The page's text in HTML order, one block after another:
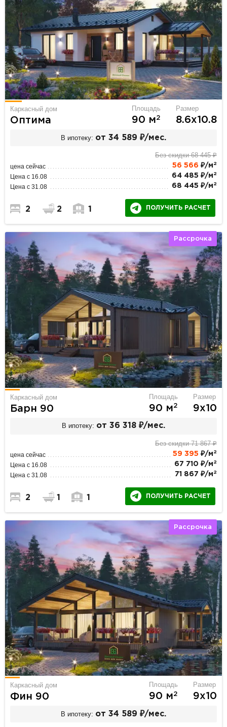
Каркасный дом
Оптима
Площадь
90 м2
Размер
8.6х10.8
В ипотеку: от 34 589 ₽/мес.
Без скидки 68 445 ₽
цена сейчас 56 566 ₽/м 2
Цена с 16.08 64 485 ₽/м 2
Цена с 31.08 68 445 ₽/м 2
2 2 1 ПОЛУЧИТЬ РАСЧЕТ
Рассрочка
Каркасный дом
Барн 90
Площадь
90 м2
Размер
9х10
В ипотеку: от 36 318 ₽/мес.
Без скидки 71 867 ₽
цена сейчас 59 395 ₽/м 2
Цена с 16.08 67 710 ₽/м 2
Цена с 31.08 71 867 ₽/м 2
2 1 1 ПОЛУЧИТЬ РАСЧЕТ
Рассрочка
Каркасный дом
Фин 90
Площадь
90 м2
Размер
9х10
В ипотеку: от 34 589 ₽/мес.